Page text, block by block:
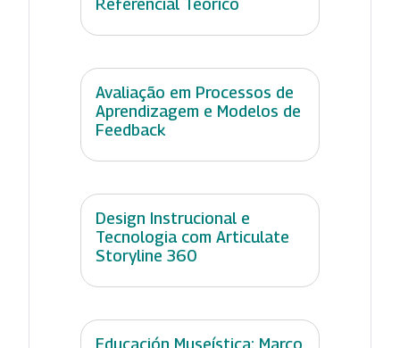
Referencial Teórico
Avaliação em Processos de
Aprendizagem e Modelos de
Feedback
Design Instrucional e
Tecnologia com Articulate
Storyline 360
Educación Museística: Marco